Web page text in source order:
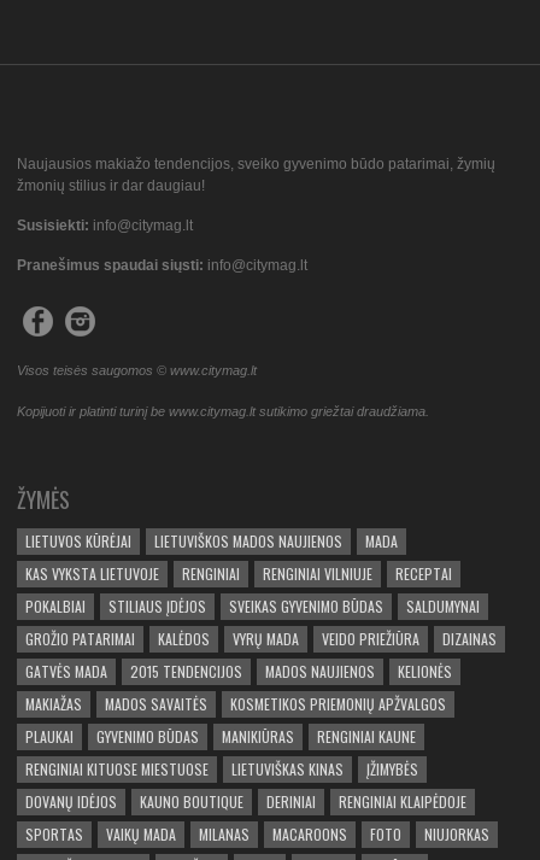
Naujausios makiažo tendencijos, sveiko gyvenimo būdo patarimai, žymių
žmonių stilius ir dar daugiau!
Susisiekti: info@citymag.lt
Pranešimus spaudai siųsti: info@citymag.lt
Visos teisės saugomos © www.citymag.lt
Kopijuoti ir platinti turinį be www.citymag.lt sutikimo griežtai draudžiama.
ŽYMĖS
LIETUVOS KŪRĖJAI LIETUVIŠKOS MADOS NAUJIENOS
MADA
KAS VYKSTA LIETUVOJE
RENGINIAI RENGINIAI VILNIUJE
RECEPTAI
POKALBIAI
STILIAUS ĮDĖJOS SVEIKAS GYVENIMO BŪDAS
SALDUMYNAI
GROŽIO PATARIMAI
KALĖDOS VYRŲ MADA VEIDO PRIEŽIŪRA
DIZAINAS
GATVĖS MADA
2015 TENDENCIJOS MADOS NAUJIENOS
KELIONĖS
MAKIAŽAS
MADOS SAVAITĖS
KOSMETIKOS PRIEMONIŲ APŽVALGOS
PLAUKAI
GYVENIMO BŪDAS MANIKIŪRAS
RENGINIAI KAUNE
RENGINIAI KITUOSE MIESTUOSE
LIETUVIŠKAS KINAS
ĮŽIMYBĖS
DOVANŲ IDĖJOS
KAUNO BOUTIQUE DERINIAI
RENGINIAI KLAIPĖDOJE
SPORTAS
VAIKŲ MADA MILANAS MACAROONS FOTO
NIUJORKAS